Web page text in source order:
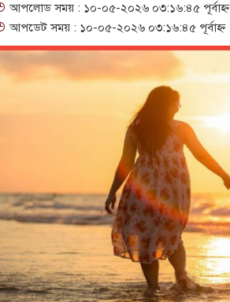
আপলোড সময় : ১০-০৫-২০২৬ ০৩:১৬:৪৫ পূর্বাহ্ন
আপডেট সময় : ১০-০৫-২০২৬ ০৩:১৬:৪৫ পূর্বাহ্ন